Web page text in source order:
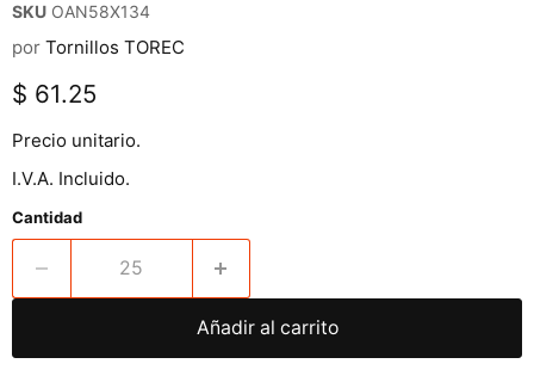
SKU OAN58X134
por Tornillos TOREC
Precio actual
$ 61.25
Precio unitario.
I.V.A. Incluido.
Cantidad
Añadir al carrito